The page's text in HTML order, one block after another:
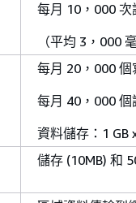
每月 10，000 次
（平均 3，000
每月 20，000 個
每月 40，000 個
資料儲存：1 GB
儲存 (10MB) 和